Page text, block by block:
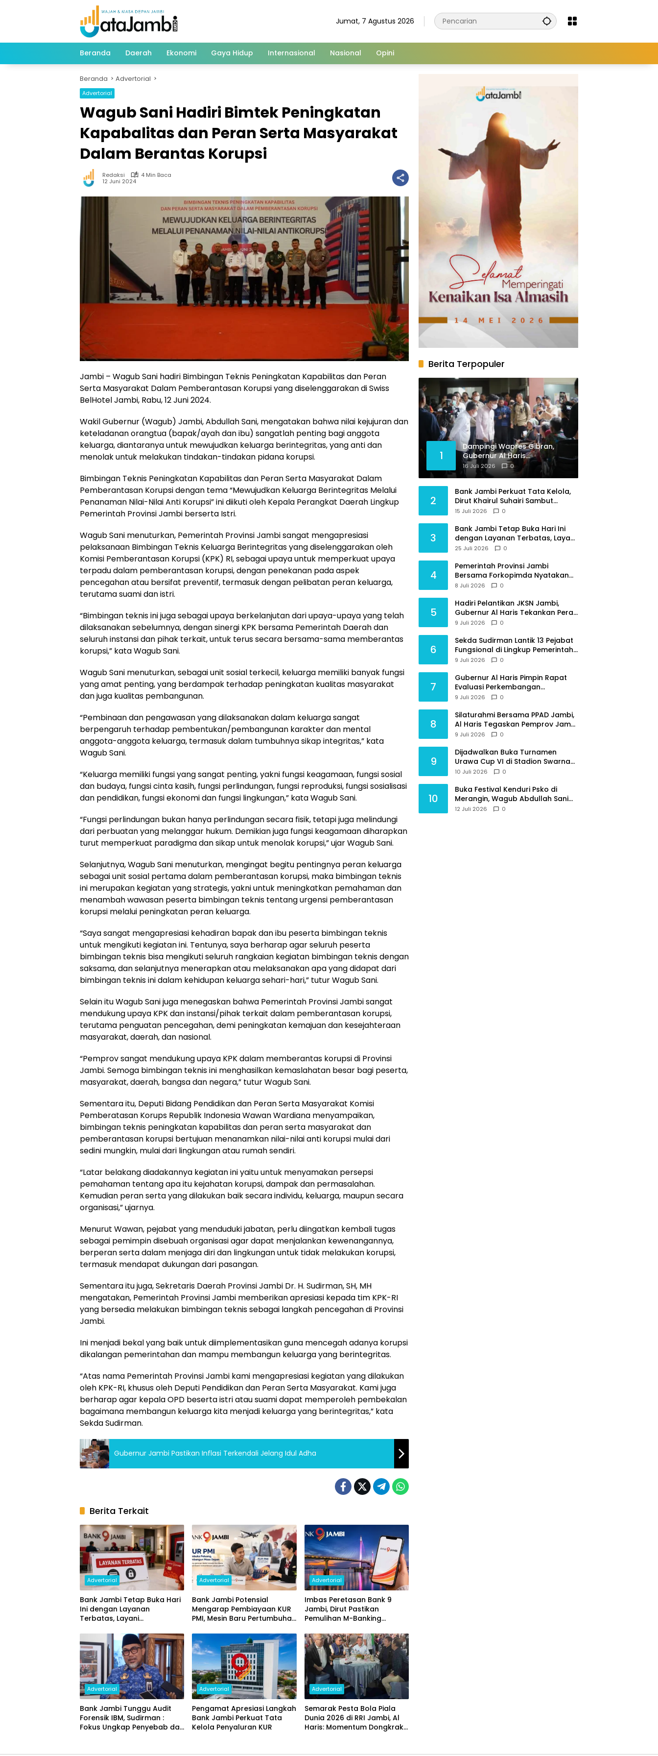
Jumat, 7 Agustus 2026
Beranda Daerah Ekonomi Gaya Hidup Internasional Nasional Opini
Beranda Advertorial
Advertorial
Wagub Sani Hadiri Bimtek Peningkatan
Kapabalitas dan Peran Serta Masyarakat
Dalam Berantas Korupsi
Redaksi
4 Min Baca
12 Juni 2024
Jambi – Wagub Sani hadiri Bimbingan Teknis Peningkatan Kapabilitas dan Peran
Serta Masyarakat Dalam Pemberantasan Korupsi yang diselenggarakan di Swiss
BelHotel Jambi, Rabu, 12 Juni 2024.
Wakil Gubernur (Wagub) Jambi, Abdullah Sani, mengatakan bahwa nilai kejujuran dan
keteladanan orangtua (bapak/ayah dan ibu) sangatlah penting bagi anggota
keluarga, diantaranya untuk mewujudkan keluarga berintegritas, yang anti dan
menolak untuk melakukan tindakan-tindakan pidana korupsi.
Bimbingan Teknis Peningkatan Kapabilitas dan Peran Serta Masyarakat Dalam
Pemberantasan Korupsi dengan tema “Mewujudkan Keluarga Berintegritas Melalui
Penanaman Nilai-Nilai Anti Korupsi” ini diikuti oleh Kepala Perangkat Daerah Lingkup
Pemerintah Provinsi Jambi berserta Istri.
Wagub Sani menuturkan, Pemerintah Provinsi Jambi sangat mengapresiasi
pelaksanaan Bimbingan Teknis Keluarga Berintegritas yang diselenggarakan oleh
Komisi Pemberantasan Korupsi (KPK) RI, sebagai upaya untuk memperkuat upaya
terpadu dalam pemberantasan korupsi, dengan penekanan pada aspek
pencegahan atau bersifat preventif, termasuk dengan pelibatan peran keluarga,
terutama suami dan istri.
“Bimbingan teknis ini juga sebagai upaya berkelanjutan dari upaya-upaya yang telah
dilaksanakan sebelumnya, dengan sinergi KPK bersama Pemerintah Daerah dan
seluruh instansi dan pihak terkait, untuk terus secara bersama-sama memberantas
korupsi,” kata Wagub Sani.
Wagub Sani menuturkan, sebagai unit sosial terkecil, keluarga memiliki banyak fungsi
yang amat penting, yang berdampak terhadap peningkatan kualitas masyarakat
dan juga kualitas pembangunan.
“Pembinaan dan pengawasan yang dilaksanakan dalam keluarga sangat
berpengaruh terhadap pembentukan/pembangunan karakter dan mental
anggota-anggota keluarga, termasuk dalam tumbuhnya sikap integritas,” kata
Wagub Sani.
“Keluarga memiliki fungsi yang sangat penting, yakni fungsi keagamaan, fungsi sosial
dan budaya, fungsi cinta kasih, fungsi perlindungan, fungsi reproduksi, fungsi sosialisasi
dan pendidikan, fungsi ekonomi dan fungsi lingkungan,” kata Wagub Sani.
“Fungsi perlindungan bukan hanya perlindungan secara fisik, tetapi juga melindungi
dari perbuatan yang melanggar hukum. Demikian juga fungsi keagamaan diharapkan
turut memperkuat paradigma dan sikap untuk menolak korupsi,” ujar Wagub Sani.
Selanjutnya, Wagub Sani menuturkan, mengingat begitu pentingnya peran keluarga
sebagai unit sosial pertama dalam pemberantasan korupsi, maka bimbingan teknis
ini merupakan kegiatan yang strategis, yakni untuk meningkatkan pemahaman dan
menambah wawasan peserta bimbingan teknis tentang urgensi pemberantasan
korupsi melalui peningkatan peran keluarga.
“Saya sangat mengapresiasi kehadiran bapak dan ibu peserta bimbingan teknis
untuk mengikuti kegiatan ini. Tentunya, saya berharap agar seluruh peserta
bimbingan teknis bisa mengikuti seluruh rangkaian kegiatan bimbingan teknis dengan
saksama, dan selanjutnya menerapkan atau melaksanakan apa yang didapat dari
bimbingan teknis ini dalam kehidupan keluarga sehari-hari,” tutur Wagub Sani.
Selain itu Wagub Sani juga menegaskan bahwa Pemerintah Provinsi Jambi sangat
mendukung upaya KPK dan instansi/pihak terkait dalam pemberantasan korupsi,
terutama penguatan pencegahan, demi peningkatan kemajuan dan kesejahteraan
masyarakat, daerah, dan nasional.
“Pemprov sangat mendukung upaya KPK dalam memberantas korupsi di Provinsi
Jambi. Semoga bimbingan teknis ini menghasilkan kemaslahatan besar bagi peserta,
masyarakat, daerah, bangsa dan negara,” tutur Wagub Sani.
Sementara itu, Deputi Bidang Pendidikan dan Peran Serta Masyarakat Komisi
Pemberatasan Korups Republik Indonesia Wawan Wardiana menyampaikan,
bimbingan teknis peningkatan kapabilitas dan peran serta masyarakat dan
pemberantasan korupsi bertujuan menanamkan nilai-nilai anti korupsi mulai dari
sedini mungkin, mulai dari lingkungan atau rumah sendiri.
“Latar belakang diadakannya kegiatan ini yaitu untuk menyamakan persepsi
pemahaman tentang apa itu kejahatan korupsi, dampak dan permasalahan.
Kemudian peran serta yang dilakukan baik secara individu, keluarga, maupun secara
organisasi,” ujarnya.
Menurut Wawan, pejabat yang menduduki jabatan, perlu diingatkan kembali tugas
sebagai pemimpin disebuah organisasi agar dapat menjalankan kewenangannya,
berperan serta dalam menjaga diri dan lingkungan untuk tidak melakukan korupsi,
termasuk mendapat dukungan dari pasangan.
Sementara itu juga, Sekretaris Daerah Provinsi Jambi Dr. H. Sudirman, SH, MH
mengatakan, Pemerintah Provinsi Jambi memberikan apresiasi kepada tim KPK-RI
yang bersedia melakukan bimbingan teknis sebagai langkah pencegahan di Provinsi
Jambi.
Ini menjadi bekal yang baik untuk diimplementasikan guna mencegah adanya korupsi
dikalangan pemerintahan dan mampu membangun keluarga yang berintegritas.
“Atas nama Pemerintah Provinsi Jambi kami mengapresiasi kegiatan yang dilakukan
oleh KPK-RI, khusus oleh Deputi Pendidikan dan Peran Serta Masyarakat. Kami juga
berharap agar kepala OPD beserta istri atau suami dapat memperoleh pembekalan
bagaimana membangun keluarga kita menjadi keluarga yang berintegritas,” kata
Sekda Sudirman.
Gubernur Jambi Pastikan Inflasi Terkendali Jelang Idul Adha
Berita Terkait
Advertorial
Bank Jambi Tetap Buka Hari
Ini dengan Layanan
Terbatas, Layani
Perubahan PIN
Advertorial
Bank Jambi Potensial
Mengarap Pembiayaan KUR
PMI, Mesin Baru Pertumbuhan
Advertorial
Imbas Peretasan Bank 9
Jambi, Dirut Pastikan
Pemulihan M-Banking
Advertorial
Bank Jambi Tunggu Audit
Forensik IBM, Sudirman :
Fokus Ungkap Penyebab dan
Advertorial
Pengamat Apresiasi Langkah
Bank Jambi Perkuat Tata
Kelola Penyaluran KUR
Advertorial
Semarak Pesta Bola Piala
Dunia 2026 di RRI Jambi, Al
Haris: Momentum Dongkrak
Berita Terpopuler
1
Dampingi Wapres Gibran,
Gubernur Al Haris
Perjuangkan MRI Baru dan
Tambahan Dokter Spesialis
16 Juli 2026 0
2
Bank Jambi Perkuat Tata Kelola,
Dirut Khairul Suhairi Sambut
Sinergi Strategis Bersama BPKP
15 Juli 2026 0
3
Bank Jambi Tetap Buka Hari Ini
dengan Layanan Terbatas, Layani
Penggantian Kartu ATM dan
25 Juli 2026 0
4
Pemerintah Provinsi Jambi
Bersama Forkopimda Nyatakan
Sikap Tegas Berantas Geng Motor
8 Juli 2026 0
5
Hadiri Pelantikan JKSN Jambi,
Gubernur Al Haris Tekankan Peran
Guru dan Kiai Jaga Moral
9 Juli 2026 0
6
Sekda Sudirman Lantik 13 Pejabat
Fungsional di Lingkup Pemerintah
Provinsi Jambi
9 Juli 2026 0
7
Gubernur Al Haris Pimpin Rapat
Evaluasi Perkembangan
Pelaksanaan Kegiatan
9 Juli 2026 0
8
Silaturahmi Bersama PPAD Jambi,
Al Haris Tegaskan Pemprov Jambi
Terus Rangkul Para Purnawirawan
9 Juli 2026 0
9
Dijadwalkan Buka Turnamen
Urawa Cup VI di Stadion Swarna
Bhumi, Gubernur Al Haris Siap
10 Juli 2026 0
10
Buka Festival Kenduri Psko di
Merangin, Wagub Abdullah Sani
Ajak Generasi Muda Jaga Budaya
12 Juli 2026 0